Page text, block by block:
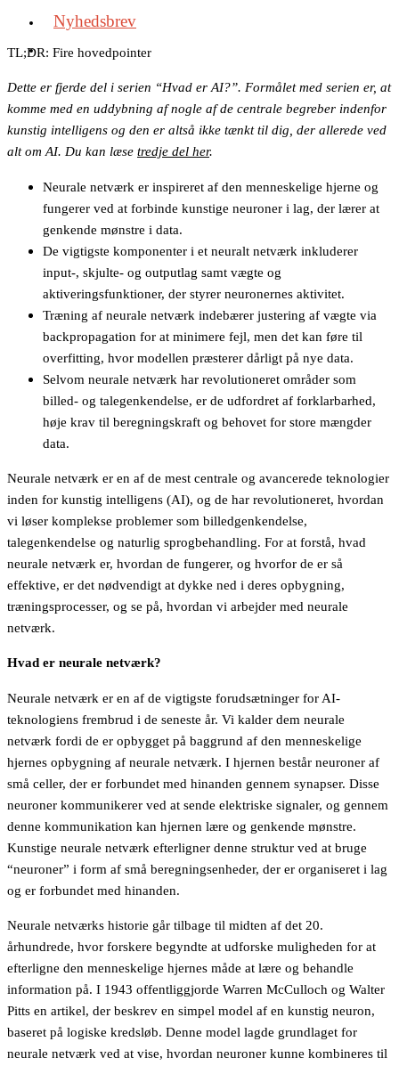
Nyhedsbrev
TL;DR: Fire hovedpointer
Det­te er fjerde del i se­ri­en “Hvad er AI?”. For­må­let med se­ri­en er, at
kom­me med en ud­dyb­ning af nog­le af de cen­tra­le be­gre­ber in­den­for
kun­stig in­tel­li­gens og den er alt­så ikke tænkt til dig, der al­le­re­de ved
alt om AI. Du kan læse tredje del her.
Neurale netværk er inspireret af den menneskelige hjerne og
fungerer ved at forbinde kunstige neuroner i lag, der lærer at
genkende mønstre i data.
De vigtigste komponenter i et neuralt netværk inkluderer
input-, skjulte- og outputlag samt vægte og
aktiveringsfunktioner, der styrer neuronernes aktivitet.
Træning af neurale netværk indebærer justering af vægte via
backpropagation for at minimere fejl, men det kan føre til
overfitting, hvor modellen præsterer dårligt på nye data.
Selvom neurale netværk har revolutioneret områder som
billed- og talegenkendelse, er de udfordret af forklarbarhed,
høje krav til beregningskraft og behovet for store mængder
data.
Neurale netværk er en af de mest centrale og avancerede teknologier
inden for kunstig intelligens (AI), og de har revolutioneret, hvordan
vi løser komplekse problemer som billedgenkendelse,
talegenkendelse og naturlig sprogbehandling. For at forstå, hvad
neurale netværk er, hvordan de fungerer, og hvorfor de er så
effektive, er det nødvendigt at dykke ned i deres opbygning,
træningsprocesser, og se på, hvordan vi arbejder med neurale
netværk.
Hvad er neurale netværk?
Neurale netværk er en af de vigtigste forudsætninger for AI-
teknologiens frembrud i de seneste år. Vi kalder dem neurale
netværk fordi de er opbygget på baggrund af den menneskelige
hjernes opbygning af neurale netværk. I hjernen består neuroner af
små celler, der er forbundet med hinanden gennem synapser. Disse
neuroner kommunikerer ved at sende elektriske signaler, og gennem
denne kommunikation kan hjernen lære og genkende mønstre.
Kunstige neurale netværk efterligner denne struktur ved at bruge
“neuroner” i form af små beregningsenheder, der er organiseret i lag
og er forbundet med hinanden.
Neurale netværks historie går tilbage til midten af det 20.
århundrede, hvor forskere begyndte at udforske muligheden for at
efterligne den menneskelige hjernes måde at lære og behandle
information på. I 1943 offentliggjorde Warren McCulloch og Walter
Pitts en artikel, der beskrev en simpel model af en kunstig neuron,
baseret på logiske kredsløb. Denne model lagde grundlaget for
neurale netværk ved at vise, hvordan neuroner kunne kombineres til